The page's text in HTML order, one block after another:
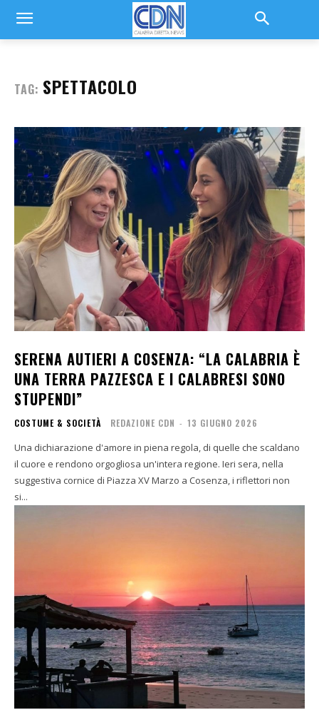
TAG: SPETTACOLO
SERENA AUTIERI A COSENZA: “LA CALABRIA È
UNA TERRA PAZZESCA E I CALABRESI SONO
STUPENDI”
COSTUME & SOCIETÀ REDAZIONE CDN - 13 GIUGNO 2026
Una dichiarazione d'amore in piena regola, di quelle che scaldano
il cuore e rendono orgogliosa un'intera regione. Ieri sera, nella
suggestiva cornice di Piazza XV Marzo a Cosenza, i riflettori non
si...